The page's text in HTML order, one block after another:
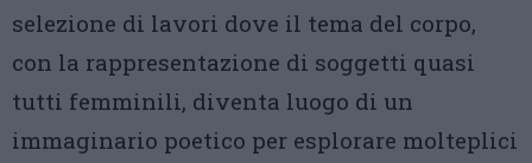
selezione di lavori dove il tema del corpo,
con la rappresentazione di soggetti quasi
tutti femminili, diventa luogo di un
immaginario poetico per esplorare molteplici